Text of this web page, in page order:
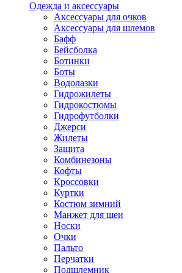
Одежда и аксессуары
Аксессуары для очков
Аксессуары для шлемов
Бафф
Бейсболка
Ботинки
Боты
Водолазки
Гидрожилеты
Гидрокостюмы
Гидрофутболки
Джерси
Жилеты
Защита
Комбинезоны
Кофты
Кроссовки
Куртки
Костюм зимний
Манжет для шеи
Носки
Очки
Пальто
Перчатки
Подшлемник